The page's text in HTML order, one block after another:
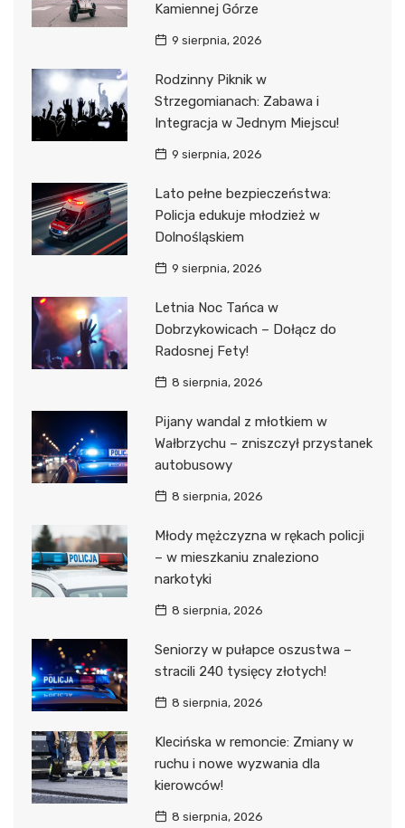
Kamiennej Górze
9 sierpnia, 2026
Rodzinny Piknik w
Strzegomianach: Zabawa i
Integracja w Jednym Miejscu!
9 sierpnia, 2026
Lato pełne bezpieczeństwa:
Policja edukuje młodzież w
Dolnośląskiem
9 sierpnia, 2026
Letnia Noc Tańca w
Dobrzykowicach – Dołącz do
Radosnej Fety!
8 sierpnia, 2026
Pijany wandal z młotkiem w
Wałbrzychu – zniszczył przystanek
autobusowy
8 sierpnia, 2026
Młody mężczyzna w rękach policji
– w mieszkaniu znaleziono
narkotyki
8 sierpnia, 2026
Seniorzy w pułapce oszustwa –
stracili 240 tysięcy złotych!
8 sierpnia, 2026
Klecińska w remoncie: Zmiany w
ruchu i nowe wyzwania dla
kierowców!
8 sierpnia, 2026